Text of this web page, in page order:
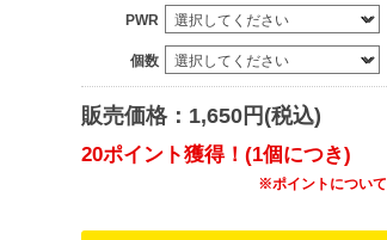
PWR
個数
販売価格：1,650円(税込)
20ポイント獲得！(1個につき)
※ポイントについて